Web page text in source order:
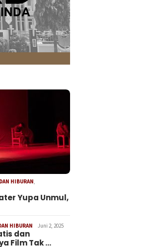
HIBURAN
Yupa Unmul,
HIBURAN Juni 2, 2025
dan
Film Tak …